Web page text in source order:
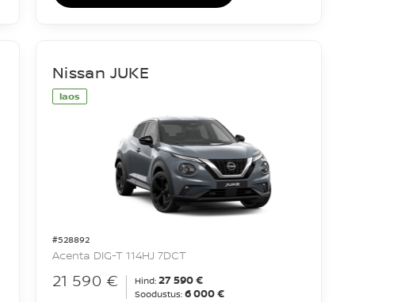
laos
#528892
Nissan JUKE
Acenta DIG-T 114HJ 7DCT
21 590 € Hind: 27 590 €
Soodustus: 6 000 €